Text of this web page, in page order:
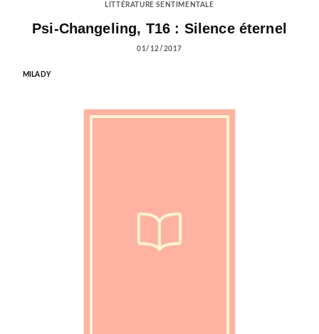
LITTÉRATURE SENTIMENTALE
Psi-Changeling, T16 : Silence éternel
01/12/2017
MILADY